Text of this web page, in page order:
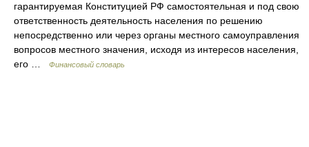
гарантируемая Конституцией РФ самостоятельная и под свою
ответственность деятельность населения по решению
непосредственно или через органы местного самоуправления
вопросов местного значения, исходя из интересов населения,
его …
Финансовый словарь